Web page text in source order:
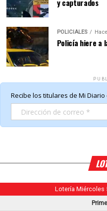
y capturados
POLICIALES
Policía hiere a
Lotería Miércoles